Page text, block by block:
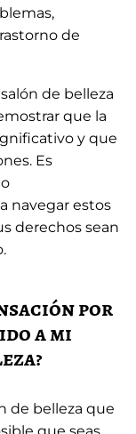
de
de belleza
que la
y que
Es
navegar estos
derechos sean
por
a mi
de belleza que